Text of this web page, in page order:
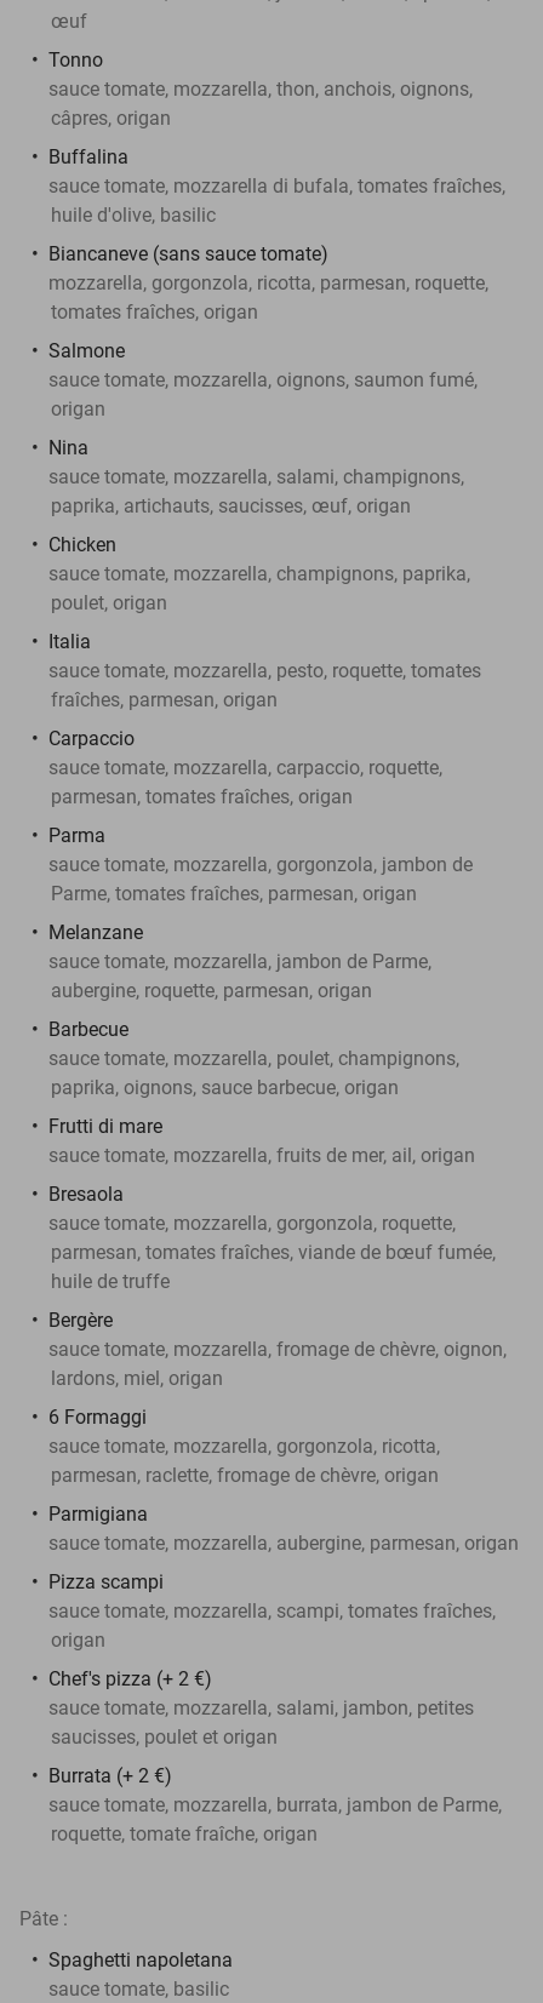
œuf
Tonno
sauce tomate, mozzarella, thon, anchois, oignons,
câpres, origan
Buffalina
sauce tomate, mozzarella di bufala, tomates fraîches,
huile d'olive, basilic
Biancaneve (sans sauce tomate)
mozzarella, gorgonzola, ricotta, parmesan, roquette,
tomates fraîches, origan
Salmone
sauce tomate, mozzarella, oignons, saumon fumé,
origan
Nina
sauce tomate, mozzarella, salami, champignons,
paprika, artichauts, saucisses, œuf, origan
Chicken
sauce tomate, mozzarella, champignons, paprika,
poulet, origan
Italia
sauce tomate, mozzarella, pesto, roquette, tomates
fraîches, parmesan, origan
Carpaccio
sauce tomate, mozzarella, carpaccio, roquette,
parmesan, tomates fraîches, origan
Parma
sauce tomate, mozzarella, gorgonzola, jambon de
Parme, tomates fraîches, parmesan, origan
Melanzane
sauce tomate, mozzarella, jambon de Parme,
aubergine, roquette, parmesan, origan
Barbecue
sauce tomate, mozzarella, poulet, champignons,
paprika, oignons, sauce barbecue, origan
Frutti di mare
sauce tomate, mozzarella, fruits de mer, ail, origan
Bresaola
sauce tomate, mozzarella, gorgonzola, roquette,
parmesan, tomates fraîches, viande de bœuf fumée,
huile de truffe
Bergère
sauce tomate, mozzarella, fromage de chèvre, oignon,
lardons, miel, origan
6 Formaggi
sauce tomate, mozzarella, gorgonzola, ricotta,
parmesan, raclette, fromage de chèvre, origan
Parmigiana
sauce tomate, mozzarella, aubergine, parmesan, origan
Pizza scampi
sauce tomate, mozzarella, scampi, tomates fraîches,
origan
Chef's pizza (+ 2 €)
sauce tomate, mozzarella, salami, jambon, petites
saucisses, poulet et origan
Burrata (+ 2 €)
sauce tomate, mozzarella, burrata, jambon de Parme,
roquette, tomate fraîche, origan
Pâte :
Spaghetti napoletana
sauce tomate, basilic